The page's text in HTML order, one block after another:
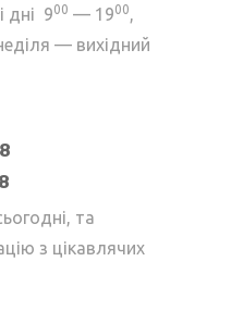
дні 900 — 1900
неділя — вихідний
та
з цікавлячих